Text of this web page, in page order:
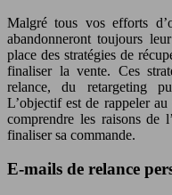
Malgré tous vos efforts
abandonneront toujours
place des stratégies de
finaliser la vente. Ces
relance, du retargeting
L’objectif est de rappeler
comprendre les raisons de
finaliser sa commande.
E-mails de relance